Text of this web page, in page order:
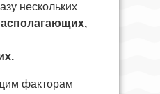
нескольких
факторам